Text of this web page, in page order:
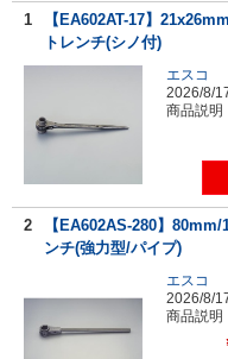
1
【EA602AT-17】
トレンチ(シノ付)
エスコ
2026/8/
商品説明
2
【EA602AS-280】
ンチ(強力型/パイプ)
エスコ
2026/8/
商品説明